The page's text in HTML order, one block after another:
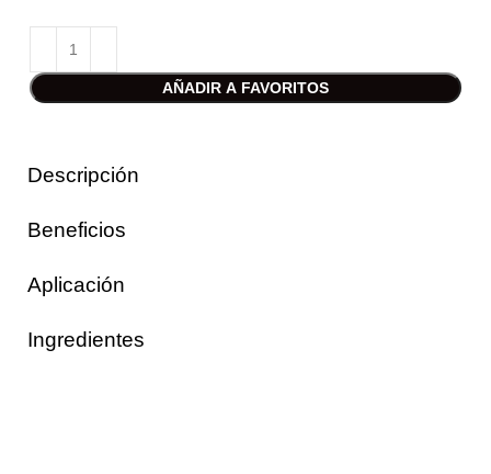
AÑADIR A FAVORITOS
Descripción
Beneficios
Aplicación
Ingredientes